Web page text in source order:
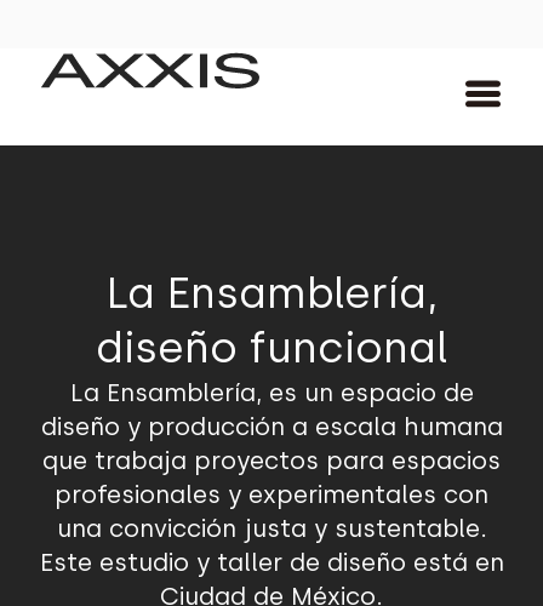
La Ensamblería,
diseño funcional
La Ensamblería, es un espacio de
diseño y producción a escala humana
que trabaja proyectos para espacios
profesionales y experimentales con
una convicción justa y sustentable.
Este estudio y taller de diseño está en
Ciudad de México.